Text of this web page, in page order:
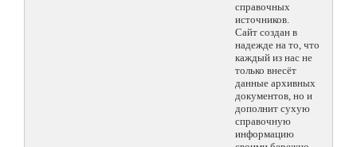
справочных
источников.
Сайт создан в
надежде на то, что
каждый из нас не
только внесёт
данные архивных
документов, но и
дополнит сухую
справочную
информацию